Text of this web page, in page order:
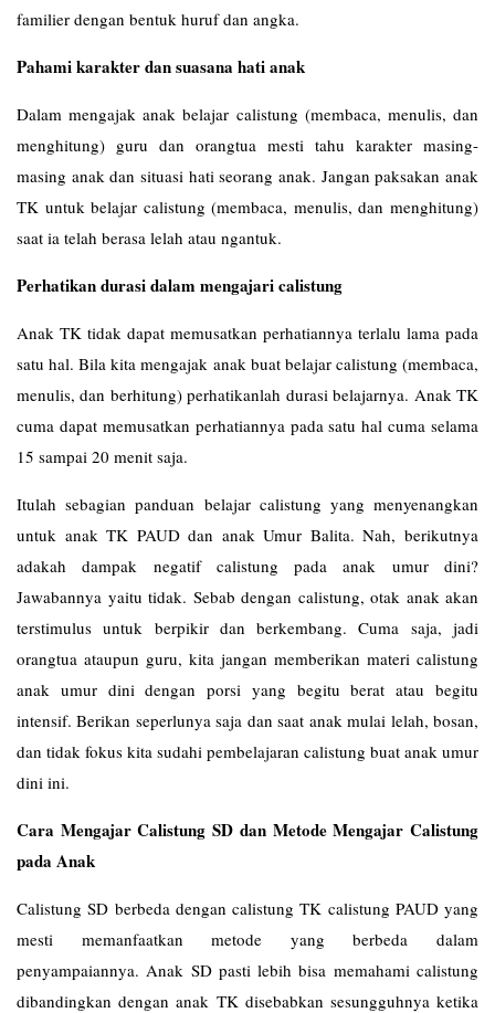
familier dengan bentuk huruf dan angka.
Pahami karakter dan suasana hati anak
Dalam mengajak anak belajar calistung (membaca, menulis, dan
menghitung) guru dan orangtua mesti tahu karakter masing-
masing anak dan situasi hati seorang anak. Jangan paksakan anak
TK untuk belajar calistung (membaca, menulis, dan menghitung)
saat ia telah berasa lelah atau ngantuk.
Perhatikan durasi dalam mengajari calistung
Anak TK tidak dapat memusatkan perhatiannya terlalu lama pada
satu hal. Bila kita mengajak anak buat belajar calistung (membaca,
menulis, dan berhitung) perhatikanlah durasi belajarnya. Anak TK
cuma dapat memusatkan perhatiannya pada satu hal cuma selama
15 sampai 20 menit saja.
Itulah sebagian panduan belajar calistung yang menyenangkan
untuk anak TK PAUD dan anak Umur Balita. Nah, berikutnya
adakah dampak negatif calistung pada anak umur dini?
Jawabannya yaitu tidak. Sebab dengan calistung, otak anak akan
terstimulus untuk berpikir dan berkembang. Cuma saja, jadi
orangtua ataupun guru, kita jangan memberikan materi calistung
anak umur dini dengan porsi yang begitu berat atau begitu
intensif. Berikan seperlunya saja dan saat anak mulai lelah, bosan,
dan tidak fokus kita sudahi pembelajaran calistung buat anak umur
dini ini.
Cara Mengajar Calistung SD dan Metode Mengajar Calistung
pada Anak
Calistung SD berbeda dengan calistung TK calistung PAUD yang
mesti memanfaatkan metode yang berbeda dalam
penyampaiannya. Anak SD pasti lebih bisa memahami calistung
dibandingkan dengan anak TK disebabkan sesungguhnya ketika